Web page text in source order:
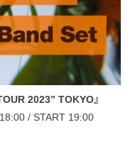
2023” TOKYO』
/ START 19:00